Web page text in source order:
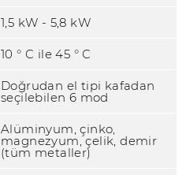
1,5 kW - 5,8 kW
10 ° C ile 45 ° C
Doğrudan el tipi kafadan
seçilebilen 6 mod
Alüminyum, çinko,
magnezyum, çelik, demir
(tüm metaller)